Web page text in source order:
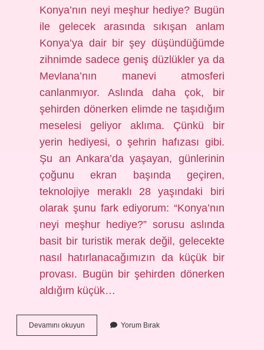
Konya’nın neyi meşhur hediye? Bugün
ile gelecek arasında sıkışan anlam
Konya’ya dair bir şey düşündüğümde
zihnimde sadece geniş düzlükler ya da
Mevlana’nın manevi atmosferi
canlanmıyor. Aslında daha çok, bir
şehirden dönerken elimde ne taşıdığım
meselesi geliyor aklıma. Çünkü bir
yerin hediyesi, o şehrin hafızası gibi.
Şu an Ankara’da yaşayan, günlerinin
çoğunu ekran başında geçiren,
teknolojiye meraklı 28 yaşındaki biri
olarak şunu fark ediyorum: “Konya’nın
neyi meşhur hediye?” sorusu aslında
basit bir turistik merak değil, gelecekte
nasıl hatırlanacağımızın da küçük bir
provası. Bugün bir şehirden dönerken
aldığım küçük…
Devamını okuyun Konya’nın
neyi
Yorum Bırak